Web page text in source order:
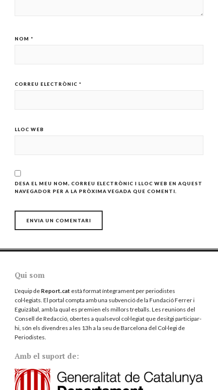
NOM *
CORREU ELECTRÒNIC *
LLOC WEB
DESA EL MEU NOM, CORREU ELECTRÒNIC I LLOC WEB EN AQUEST
NAVEGADOR PER A LA PRÒXIMA VEGADA QUE COMENTI.
Qui som
L'equip de Report.cat està format íntegrament per periodistes
col·legiats. El portal compta amb una subvenció de la Fundació Ferrer i
Eguizábal, amb la qual es premien els millors treballs. Les reunions del
Consell de Redacció, obertes a qualsevol col·legiat que desitgi participar-
hi, són els divendres a les 13h a la seu de Barcelona del Col·legi de
Periodistes
Amb el suport de: